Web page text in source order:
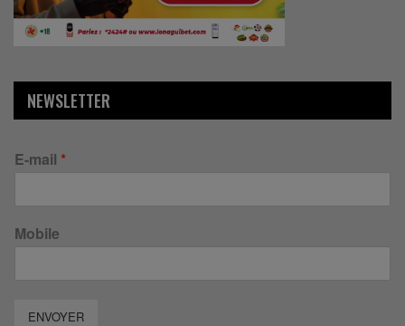
NEWSLETTER
E-mail *
Mobile
ENVOYER